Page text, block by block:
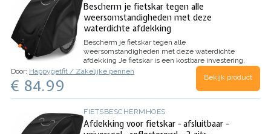
Bescherm je fietskar tegen alle
weersomstandigheden met deze
waterdichte afdekking
Bescherm je fietskar tegen alle
weersomstandigheden met deze waterdichte
afdekking Je fietskar is een kostbare investering,
en je wilt hem natuurlijk zo goed mogelijk
beschermen. Onze fietskar afdekking biedt
Door: Happygetfit / Zakelijke pennen
€ 84.99 Bekijk product
FIETSBESCHERMHOES
Afdekking voor fietskar - afsluitbaar -